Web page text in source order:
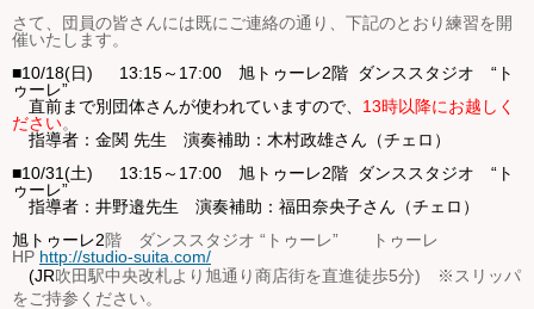
さて、団員の皆さんには既にご連絡の通り、下記のとおり練習を開
催いたします。
■10/18(日) 13:15～17:00 旭トゥーレ2階
ダンススタジオ “ト
ゥーレ”
直前まで別団体さんが使われていますので、 13時以降にお越しく
ださい。
指導者：金関 先生 演奏補助：木村政雄さん（チェロ）
■10/31(土) 13:15～17:00 旭トゥーレ2階
ダンススタジオ “ト
ゥーレ”
指導者：井野邉先生 演奏補助：福田奈央子さん（チェロ）
旭トゥーレ2階 ダンススタジオ “トゥーレ” トゥーレ
HP http://studio-suita.com/
(JR吹田駅中央改札より旭通り商店街を直進徒歩5分)
※スリッパ
をご持参ください。